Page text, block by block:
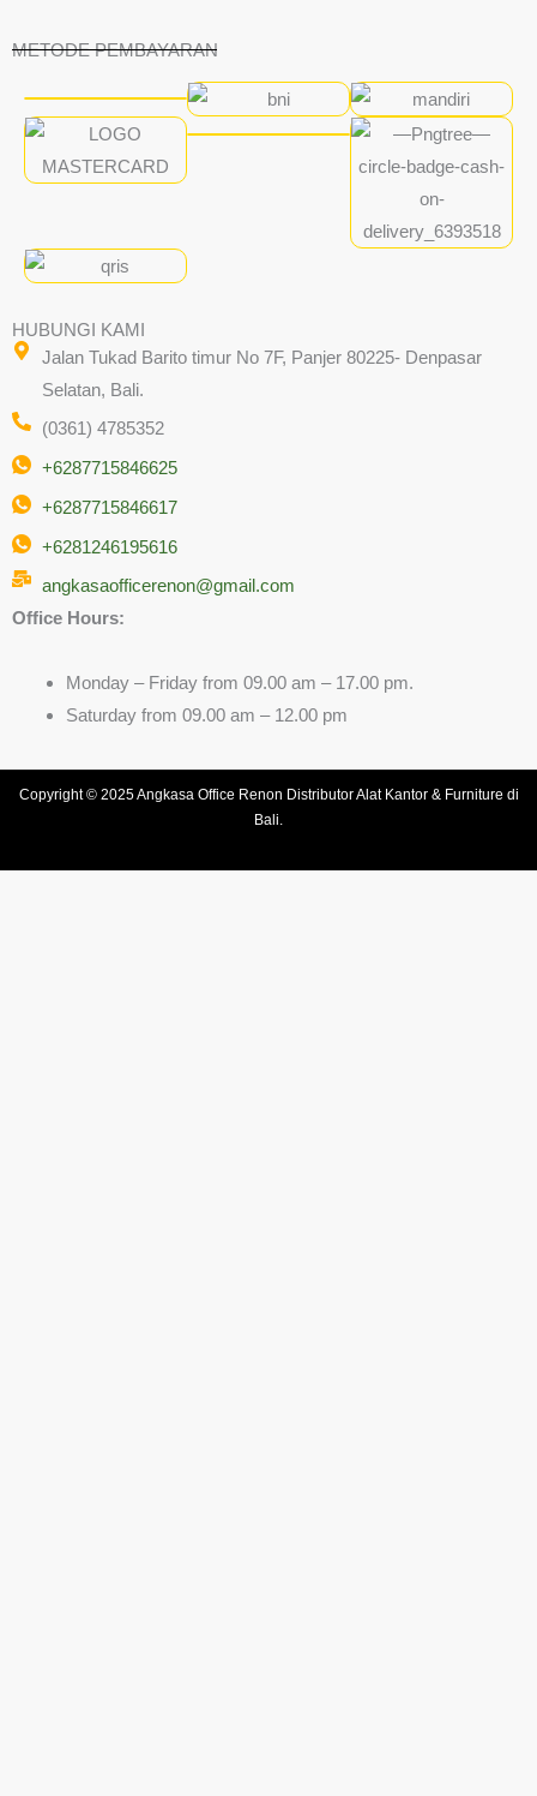
METODE PEMBAYARAN
HUBUNGI KAMI
Jalan Tukad Barito timur No 7F, Panjer 80225- Denpasar
Selatan, Bali.
(0361) 4785352
+6287715846625
+6287715846617
+6281246195616
angkasaofficerenon@gmail.com
Office Hours:
Monday – Friday from 09.00 am – 17.00 pm.
Saturday from 09.00 am – 12.00 pm
Copyright © 2025 Angkasa Office Renon Distributor Alat Kantor & Furniture di
Bali.